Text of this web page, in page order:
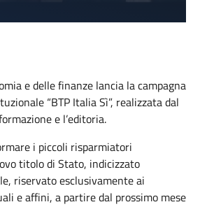
e delle finanze lancia la campagna
“BTP Italia Sì”, realizzata dal
e l’editoria.
i piccoli risparmiatori
titolo di Stato, indicizzato
riservato esclusivamente ai
e affini, a partire dal prossimo mese